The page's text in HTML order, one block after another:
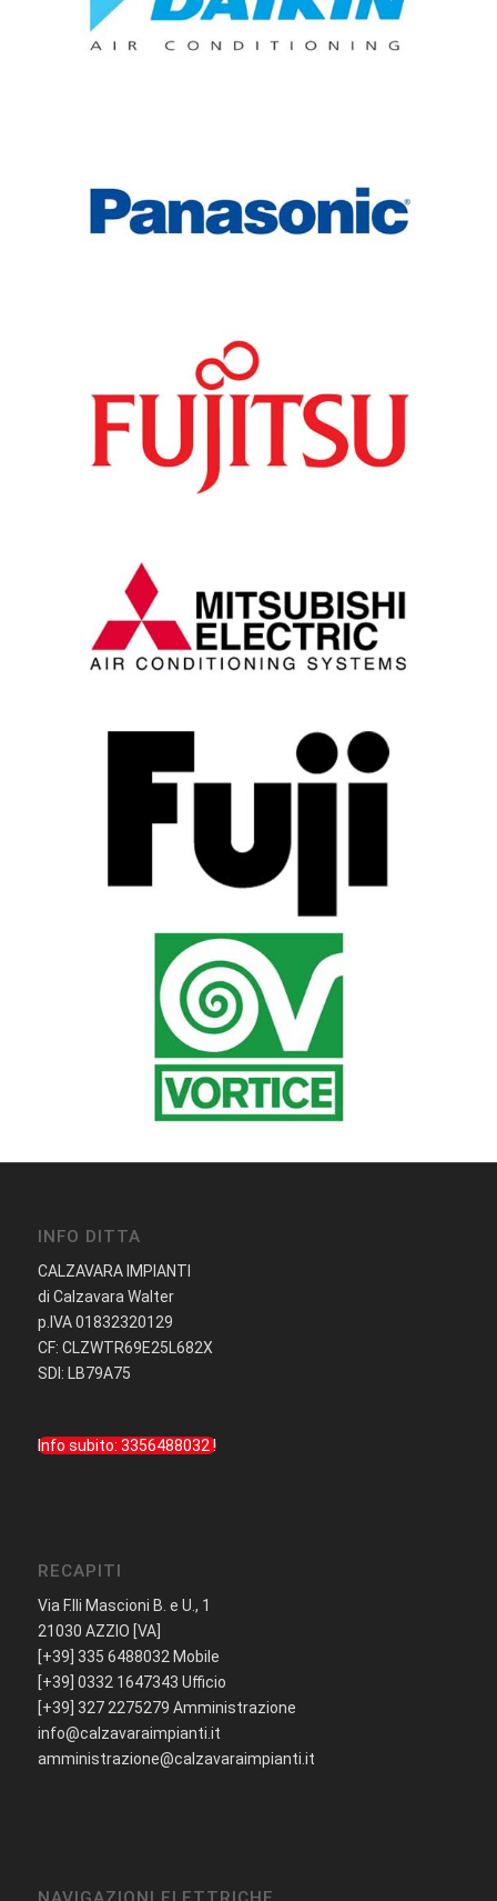
INFO DITTA
CALZAVARA IMPIANTI
di Calzavara Walter
p.IVA 01832320129
CF: CLZWTR69E25L682X
SDI: LB79A75
Info subito: 3356488032 !
RECAPITI
Via F.lli Mascioni B. e U., 1
21030 AZZIO [VA]
[+39] 335 6488032 Mobile
[+39] 0332 1647343 Ufficio
[+39] 327 2275279 Amministrazione
info@calzavaraimpianti.it
amministrazione@calzavaraimpianti.it